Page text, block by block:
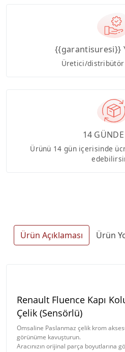
{{garantisuresi}}
Üretici/
14
Ürünü 14 gün içerisinde
Ürün Açıklaması Ürün
Renault Fluence Kapı
Çelik (Sensörlü)
Omsaline Paslanmaz çelik krom
görünüme kavuşturun.
Aracınızın orijinal parça boyutlarına